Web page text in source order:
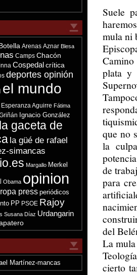
Arenas Aznar Blesa
Camps Chacón
Cospedal crítica
deportes opinión
el mundo
Esperanza Aguirre Fátima
Ignacio González
la gaceta de
la güé de rafael
simancas
Margallo Merkel
Obama opinion
press periódicos
PP PSOE Rajoy
Susana Díaz Urdangarin
Martínez-mancas
Suele
mula ni
plata y
que no
la
de
para
del
La
cierto